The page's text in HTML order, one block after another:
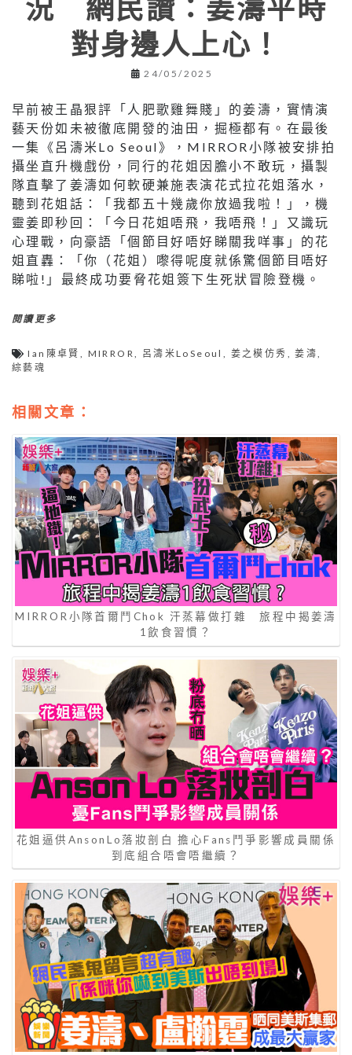
對身邊人上心！
24/05/2025
早前被王晶狠評「人肥歌雞舞賤」的姜濤，實情演
藝天份如未被徹底開發的油田，掘極都有。在最後
一集《呂濤米Lo Seoul》，MIRROR小隊被安排拍
攝坐直升機戲份，同行的花姐因膽小不敢玩，攝製
隊直擊了姜濤如何軟硬兼施表演花式拉花姐落水，
聽到花姐話：「我都五十幾歲你放過我啦！」，機
靈姜即秒回：「今日花姐唔飛，我唔飛！」又識玩
心理戰，向豪語「個節目好唔好睇關我咩事」的花
姐直轟：「你（花姐）嚟得呢度就係驚個節目唔好
睇啦!」最終成功要脅花姐簽下生死狀冒險登機。
閱讀更多
Ian陳卓賢 , MIRROR, 呂濤米LoSeoul , 姜之模仿秀 ,姜濤,
綜藝魂
相關文章：
MIRROR小隊首爾鬥Chok 汗蒸幕做打雜 旅程中揭姜濤
1飲食習慣？
花姐逼供AnsonLo落妝剖白 擔心Fans鬥爭影響成員關係
到底組合唔會唔繼續？